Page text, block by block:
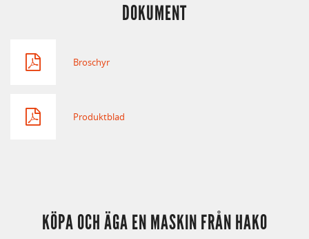
DOKUMENT
Broschyr
Produktblad
KÖPA OCH ÄGA EN MASKIN FRÅN HAKO